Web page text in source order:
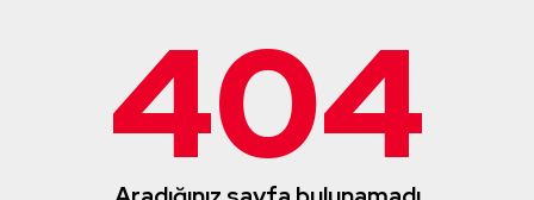
404